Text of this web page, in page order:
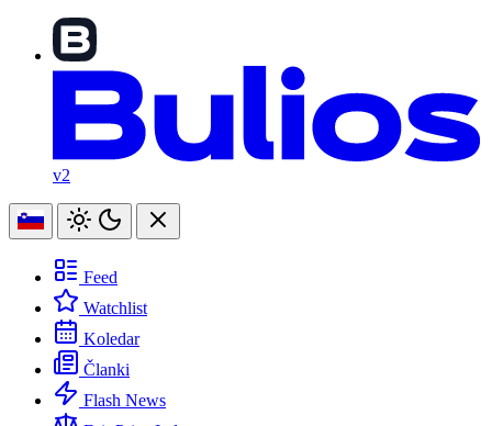
v2
Feed
Watchlist
Koledar
Članki
Flash News